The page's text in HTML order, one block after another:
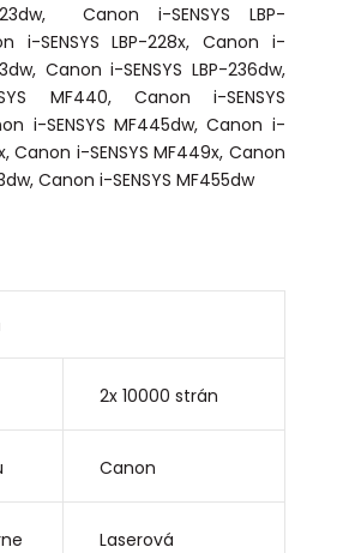
Canon i-SENSYS LBP-
i-SENSYS LBP-228x, Canon i-
Canon i-SENSYS LBP-236dw,
MF440, Canon i-SENSYS
i-SENSYS MF445dw, Canon i-
Canon i-SENSYS MF449x, Canon
Canon i-SENSYS MF455dw
2x 10000 strán
Canon
Laserová